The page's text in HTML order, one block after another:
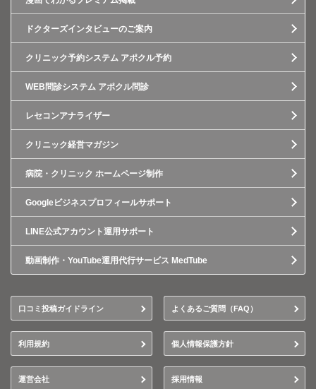
ドクターズインタビューのご案内
クリニック予約システム アポクル予約
WEB問診システム アポクル問診
レセコンアナライザー
クリニック経営マガジン
病院・クリニック ホームページ制作
Googleビジネスプロフィールサポート
LINE公式アカウント運用サポート
動画制作・YouTube運用代行サービス MedTube
口コミ投稿ガイドライン よくあるご質問（FAQ）
利用規約 個人情報保護方針
運営会社 採用情報